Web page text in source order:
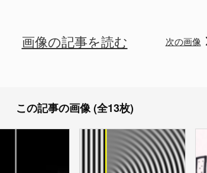
画像の記事を読む 次の画像
この記事の画像 (全13枚)